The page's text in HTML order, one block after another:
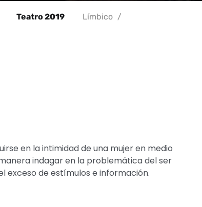
Teatro 2019 Límbico /
en la intimidad de una mujer en medio
indagar en la problemática del ser
de estímulos e información.